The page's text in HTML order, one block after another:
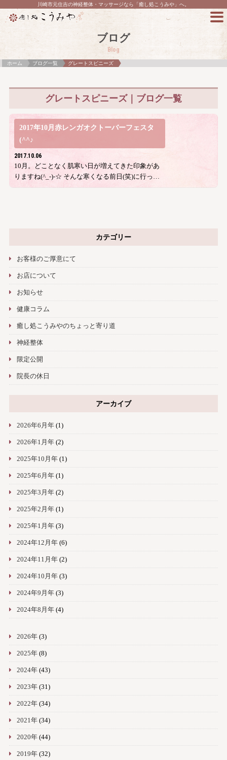
川崎市元住吉の神経整体・マッサージなら「癒し処こうみや」へ。
ブログ
Blog
ホーム ブログ一覧 グレートスピニーズ
グレートスピニーズ｜ブログ一覧
2017年10月赤レンガオクトーバーフェスタ
(^^♪
2017.10.06
10月。どことなく肌寒い日が増えてきた印象があ
りますね(^_-)-☆ そんな寒くなる前日(笑)に行っ…
カテゴリー
お客様のご厚意にて
お店について
お知らせ
健康コラム
癒し処こうみやのちょっと寄り道
神経整体
限定公開
院長の休日
アーカイブ
2026年6月年(1)
2026年1月年(2)
2025年10月年(1)
2025年6月年(1)
2025年3月年(2)
2025年2月年(1)
2025年1月年(3)
2024年12月年(6)
2024年11月年(2)
2024年10月年(3)
2024年9月年(3)
2024年8月年(4)
2026年(3)
2025年(8)
2024年(43)
2023年(31)
2022年(34)
2021年(34)
2020年(44)
2019年(32)